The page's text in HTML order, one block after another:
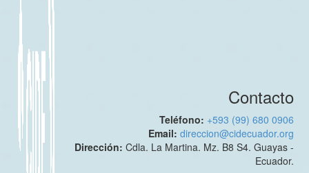
Contacto
Teléfono: +593 (99) 680 0906
Email:direccion@cidecuador.org
Dirección:Cdla. La Martina. Mz. B8 S4. Guayas -
Ecuador.